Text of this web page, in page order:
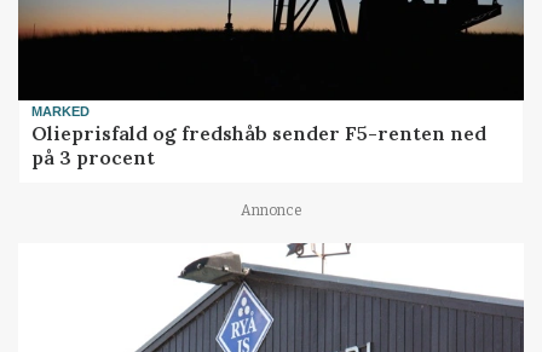
MARKED
Olieprisfald og fredshåb sender F5-renten ned
på 3 procent
Annonce